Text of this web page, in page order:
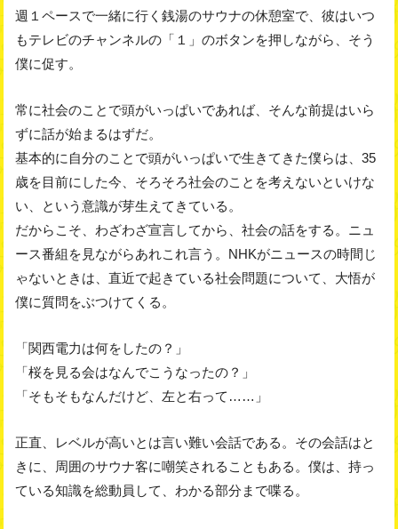
週１ペースで一緒に行く銭湯のサウナの休憩室で、彼はいつ
もテレビのチャンネルの「１」のボタンを押しながら、そう
僕に促す。
常に社会のことで頭がいっぱいであれば、そんな前提はいら
ずに話が始まるはずだ。
基本的に自分のことで頭がいっぱいで生きてきた僕らは、35
歳を目前にした今、そろそろ社会のことを考えないといけな
い、という意識が芽生えてきている。
だからこそ、わざわざ宣言してから、社会の話をする。ニュ
ース番組を見ながらあれこれ言う。NHKがニュースの時間じ
ゃないときは、直近で起きている社会問題について、大悟が
僕に質問をぶつけてくる。
「関西電力は何をしたの？」
「桜を見る会はなんでこうなったの？」
「そもそもなんだけど、左と右って……」
正直、レベルが高いとは言い難い会話である。その会話はと
きに、周囲のサウナ客に嘲笑されることもある。僕は、持っ
ている知識を総動員して、わかる部分まで喋る。